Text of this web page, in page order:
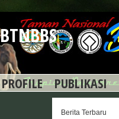
PROFILE PUBLIKASI
Berita Terbaru